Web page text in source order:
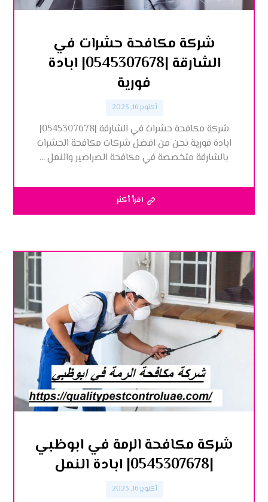
شركة مكافحة حشرات في
الشارقة |0545307678| ابادة
فورية
أكتوبر 16, 2023
شركة مكافحة حشرات في الشارقة |0545307678|
ابادة فورية نحن من افضل شركات مكافحة الحشرات
بالشارقة متخصصة في مكافحة الصراصير والنمل ...
اقرأ أكثر
شركة مكافحة الرمة في ابوظبي
|0545307678| ابادة النمل
أكتوبر 16, 2023